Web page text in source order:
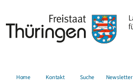
Home Kontakt Suche Newsletter